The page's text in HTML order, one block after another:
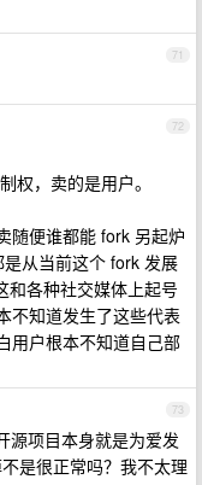
71
72
权，卖的是用户。
随便谁都能 fork 另起炉
从当前这个 fork 发展
和各种社交媒体上起号
不知道发生了这些代表
用户根本不知道自己部
73
源项目本身就是为爱发
是很正常吗？我不太理